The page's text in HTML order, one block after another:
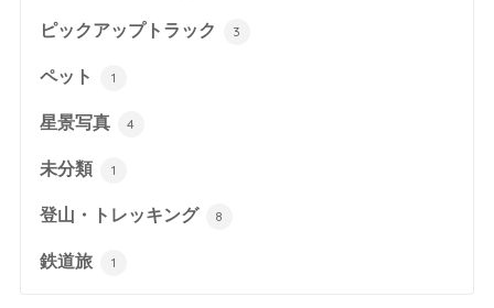
ピックアップトラック 3
ペット 1
星景写真 4
未分類 1
登山・トレッキング 8
鉄道旅 1